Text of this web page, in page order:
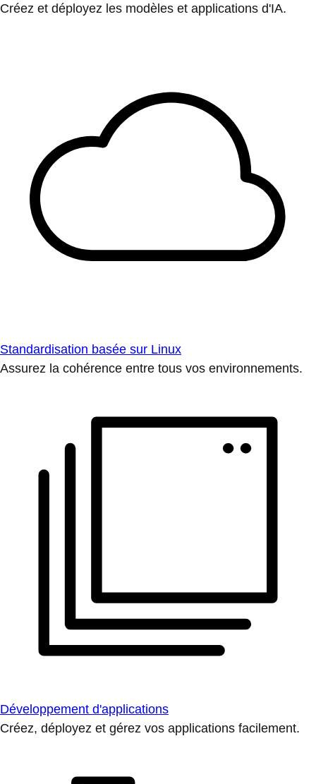
Créez et déployez les modèles et applications d'IA.
Standardisation basée sur Linux
Assurez la cohérence entre tous vos environnements.
Développement d'applications
Créez, déployez et gérez vos applications facilement.